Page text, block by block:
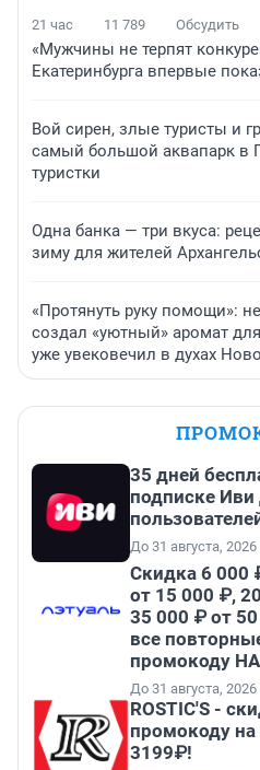
21 час 11 789 Обсудить
«Мужчины не терпят
Екатеринбурга впервые
Вой сирен, злые туристы и
самый большой аквапарк в
туристки
Одна банка — три вкуса:
зиму для жителей
«Протянуть руку помощи»:
создал «уютный» аромат
уже увековечил в духах
35 дней
подписке
До 31 августа, 2026
Скидка 6 000
от 15 000 ₽,
35 000 ₽ от
все
промокоду
До 31 августа, 2026
ROSTIC'S -
промокоду
3199₽!